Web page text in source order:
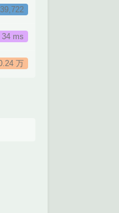
39,722
34 ms
万